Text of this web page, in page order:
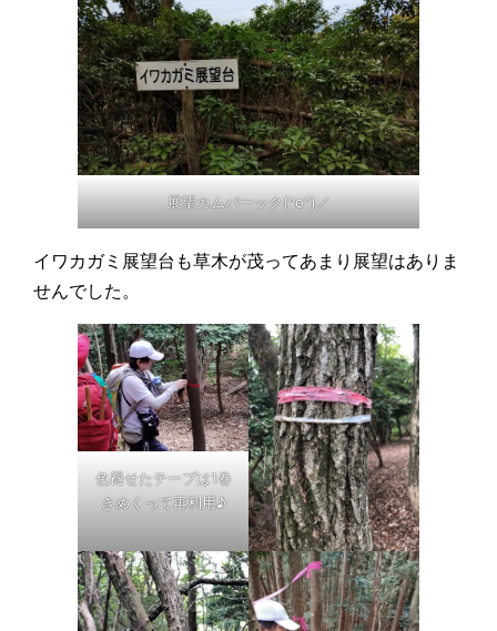
展望カムバーック(^o^)／
イワカガミ展望台も草木が茂ってあまり展望はありま
せんでした。
色褪せたテープは1巻
きめくって再利用♪